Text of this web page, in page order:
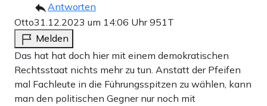
Antworten
Otto31.12.2023 um 14:06 Uhr951T
Melden
Das hat hat doch hier mit einem demokratischen
Rechtsstaat nichts mehr zu tun. Anstatt der Pfeifen
mal Fachleute in die Führungsspitzen zu wählen, kann
man den politischen Gegner nur noch mit